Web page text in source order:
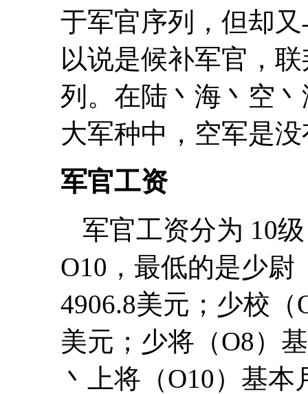
于军官序列，但却
以说是候补军官，
列。在陆丶海丶空
大军种中，空军是
军官工资
军官工资分为 10
O10，最低的是少尉
4906.8美元；少校（
美元；少将（O8）
丶上将（O10）基本